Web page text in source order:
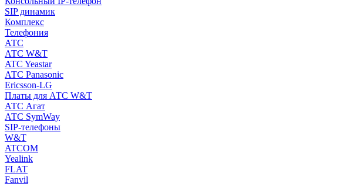
SIP динамик
Комплекс
Телефония
АТС
АТС W&T
ATC Yeastar
АТС Panasonic
Ericsson-LG
Платы для АТС W&T
АТС Агат
АТС SymWay
SIP-телефоны
W&T
ATCOM
Yealink
FLAT
Fanvil